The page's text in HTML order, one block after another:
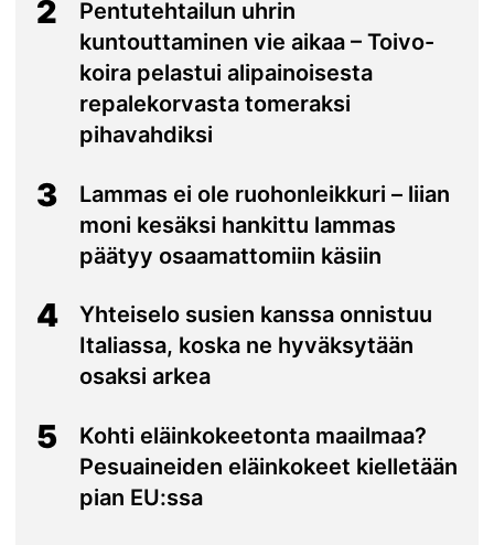
2
Pentutehtailun uhrin
kuntouttaminen vie aikaa – Toivo-
koira pelastui alipainoisesta
repalekorvasta tomeraksi
pihavahdiksi
3
Lammas ei ole ruohonleikkuri – liian
moni kesäksi hankittu lammas
päätyy osaamattomiin käsiin
4
Yhteiselo susien kanssa onnistuu
Italiassa, koska ne hyväksytään
osaksi arkea
5
Kohti eläinkokeetonta maailmaa?
Pesuaineiden eläinkokeet kielletään
pian EU:ssa